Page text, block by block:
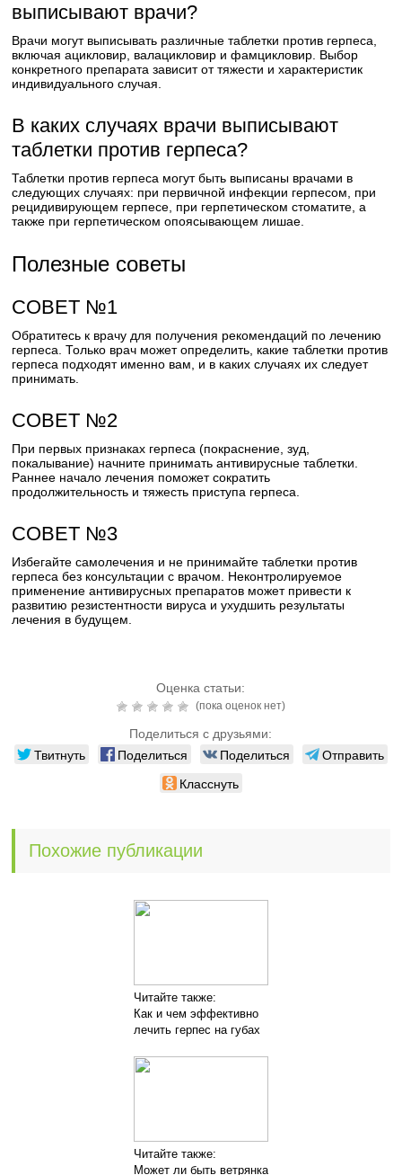
выписывают врачи?
Врачи могут выписывать различные таблетки против герпеса,
включая ацикловир, валацикловир и фамцикловир. Выбор
конкретного препарата зависит от тяжести и характеристик
индивидуального случая.
В каких случаях врачи выписывают
таблетки против герпеса?
Таблетки против герпеса могут быть выписаны врачами в
следующих случаях: при первичной инфекции герпесом, при
рецидивирующем герпесе, при герпетическом стоматите, а
также при герпетическом опоясывающем лишае.
Полезные советы
СОВЕТ №1
Обратитесь к врачу для получения рекомендаций по лечению
герпеса. Только врач может определить, какие таблетки против
герпеса подходят именно вам, и в каких случаях их следует
принимать.
СОВЕТ №2
При первых признаках герпеса (покраснение, зуд,
покалывание) начните принимать антивирусные таблетки.
Раннее начало лечения поможет сократить
продолжительность и тяжесть приступа герпеса.
СОВЕТ №3
Избегайте самолечения и не принимайте таблетки против
герпеса без консультации с врачом. Неконтролируемое
применение антивирусных препаратов может привести к
развитию резистентности вируса и ухудшить результаты
лечения в будущем.
Оценка статьи:
(пока оценок нет)
Поделиться с друзьями:
Твитнуть Поделиться Поделиться
Отправить
Класснуть
Похожие публикации
Читайте также:
Как и чем эффективно
лечить герпес на губах
Читайте также:
Может ли быть ветрянка